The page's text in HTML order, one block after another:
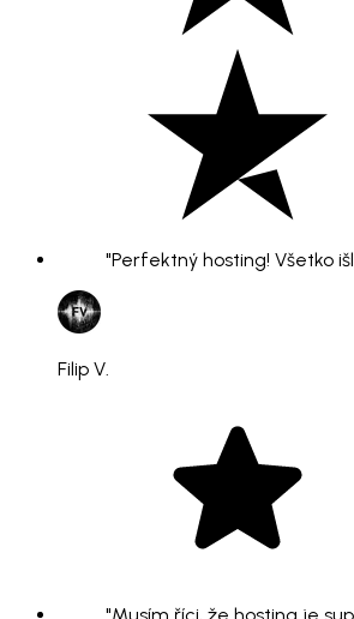
"Perfektný hosting! Všetko
Filip V.